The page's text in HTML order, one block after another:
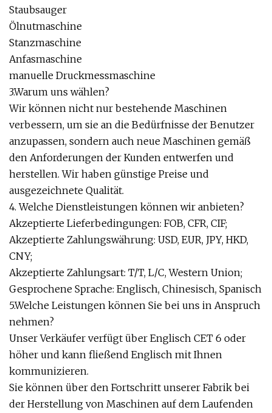
Staubsauger
Ölnutmaschine
Stanzmaschine
Anfasmaschine
manuelle Druckmessmaschine
3.Warum uns wählen?
Wir können nicht nur bestehende Maschinen
verbessern, um sie an die Bedürfnisse der Benutzer
anzupassen, sondern auch neue Maschinen gemäß
den Anforderungen der Kunden entwerfen und
herstellen. Wir haben günstige Preise und
ausgezeichnete Qualität.
4. Welche Dienstleistungen können wir anbieten?
Akzeptierte Lieferbedingungen: FOB, CFR, CIF;
Akzeptierte Zahlungswährung: USD, EUR, JPY, HKD,
CNY;
Akzeptierte Zahlungsart: T/T, L/C, Western Union;
Gesprochene Sprache: Englisch, Chinesisch, Spanisch
5.Welche Leistungen können Sie bei uns in Anspruch
nehmen?
Unser Verkäufer verfügt über Englisch CET 6 oder
höher und kann fließend Englisch mit Ihnen
kommunizieren.
Sie können über den Fortschritt unserer Fabrik bei
der Herstellung von Maschinen auf dem Laufenden